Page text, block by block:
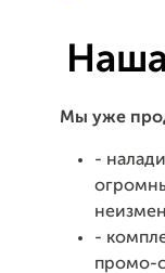
Мы уже
-
-
промо-